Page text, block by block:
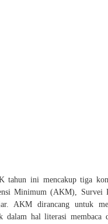
tahun ini mencakup tiga
Minimum (AKM), Survei
AKM dirancang untuk
dalam hal literasi membaca